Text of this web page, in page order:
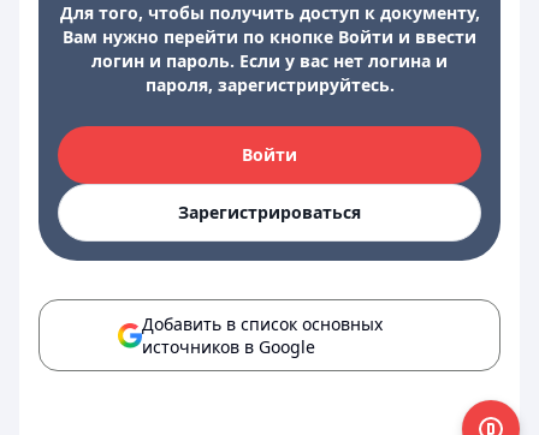
Для того, чтобы получить доступ к документу,
Вам нужно перейти по кнопке Войти и ввести
логин и пароль. Если у вас нет логина и
пароля, зарегистрируйтесь.
Войти
Зарегистрироваться
Добавить в список основных
источников в Google